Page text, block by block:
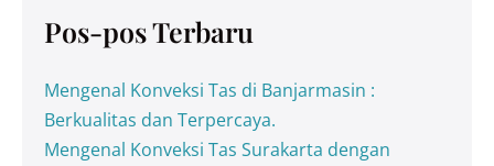
Pos-pos Terbaru
Mengenal Konveksi Tas di Banjarmasin :
Berkualitas dan Terpercaya.
Mengenal Konveksi Tas Surakarta dengan